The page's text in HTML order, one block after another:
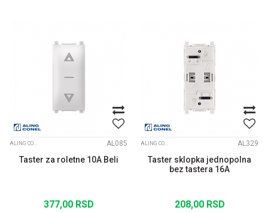
ALING CONEL MODULI EXPERIENCE AL085
Taster za roletne 10A Beli
377,00 RSD
ALING CONEL MODULI EXPERIENCE AL329
Taster sklopka jednopolna
bez tastera 16A
208,00 RSD